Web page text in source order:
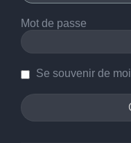
Mot de passe
Se souvenir de moi